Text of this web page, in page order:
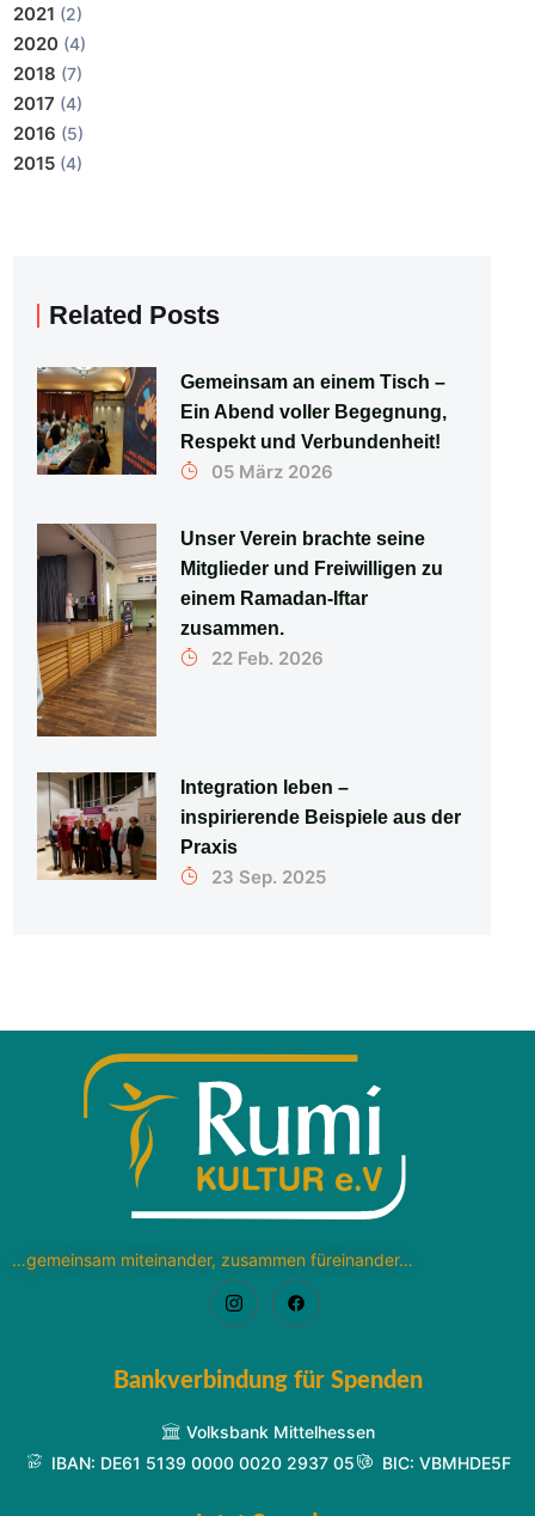
2021 (2)
2020 (4)
2018 (7)
2017 (4)
2016 (5)
2015 (4)
Related Posts
Gemeinsam an einem Tisch –
Ein Abend voller Begegnung,
Respekt und Verbundenheit!
05 März 2026
Unser Verein brachte seine
Mitglieder und Freiwilligen zu
einem Ramadan-Iftar
zusammen.
22 Feb. 2026
Integration leben –
inspirierende Beispiele aus der
Praxis
23 Sep. 2025
…gemeinsam miteinander, zusammen füreinander…
Bankverbindung für Spenden
Volksbank Mittelhessen
IBAN: DE61 5139 0000 0020 2937 05
BIC: VBMHDE5F